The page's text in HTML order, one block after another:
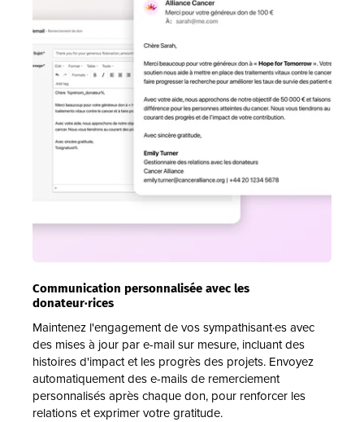
Communication personnalisée avec les
donateur·rices
Maintenez l'engagement de vos sympathisant·es avec
des mises à jour par e-mail sur mesure, incluant des
histoires d'impact et les progrès des projets. Envoyez
automatiquement des e-mails de remerciement
personnalisés après chaque don, pour renforcer les
relations et exprimer votre gratitude.